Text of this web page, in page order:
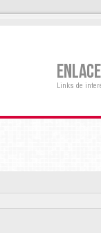
Links de